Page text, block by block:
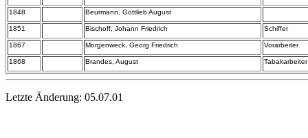
1848 Beurmann, Gottlieb August
1851 Bischoff, Johann Friedrich Schiffer
1867 Morgenweck, Georg Friedrich Vorarbeiter
1868 Brandes, August Tabakarbeiter
Letzte Änderung: 05.07.01